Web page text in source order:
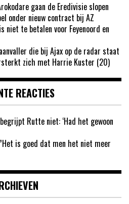
gaan de Eredivisie slopen
onder nieuw contract bij AZ
niet te betalen voor Feyenoord en
die bij Ajax op de radar staat
zich met Harrie Kuster (20)
REACTIES
Rutte niet: ‘Had het gewoon
is goed dat men het niet meer